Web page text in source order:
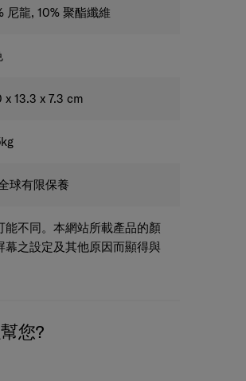
尼龍, 10% 聚酯纖維
x 13.3 x 7.3 cm
kg
球有限保養
不同。本網站所載產品的顏
之設定及其他原因而顯得與
您?